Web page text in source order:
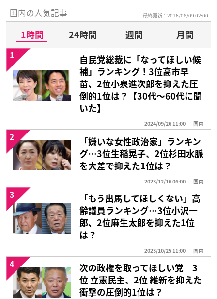
国内の人気記事 最終更新：2026/08/09 02:00
1時間 24時間 週間
月間
自民党総裁に「なってほしい候
補」ランキング！3位高市早
苗、2位小泉進次郎を抑えた圧
倒的1位は？【30代〜60代に聞
いた】
2024/09/26 11:00 国内
1
「嫌いな女性政治家」ランキン
グ…3位生稲晃子、2位杉田水脈
を大差で抑えた1位は？
2023/12/16 06:00 国内
2
「もう出馬してほしくない」高
齢議員ランキング…3位小沢一
郎、2位麻生太郎を抑えた1位
は？
2023/10/25 11:00 国内
3
次の政権を取ってほしい党 3
位 立憲民主、2位 維新を抑えた
衝撃の圧倒的1位は？
4